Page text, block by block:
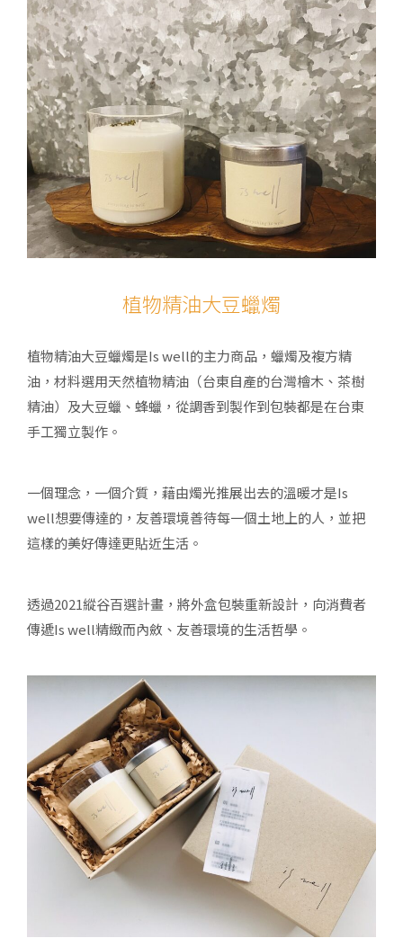
植物精油大豆蠟燭
植物精油大豆蠟燭是Is well的主力商品，蠟燭及複方精
油，材料選用天然植物精油（台東自產的台灣檜木、茶樹
精油）及大豆蠟、蜂蠟，從調香到製作到包裝都是在台東
手工獨立製作。
一個理念，一個介質，藉由燭光推展出去的溫暖才是Is
well想要傳達的，友善環境善待每一個土地上的人，並把
這樣的美好傳達更貼近生活。
透過2021縱谷百選計畫，將外盒包裝重新設計，向消費者
傳遞Is well精緻而內斂、友善環境的生活哲學。